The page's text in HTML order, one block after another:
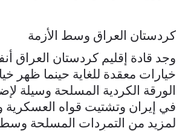
كردستان العراق وسط الأزمة
وجد قادة إقليم كردستان العراق
خيارات معقدة للغاية حينما ظهر
الورقة الكردية المسلحة وسيلة
في إيران وتشتيت قواه العسكرية
لمزيد من التمردات المسلحة